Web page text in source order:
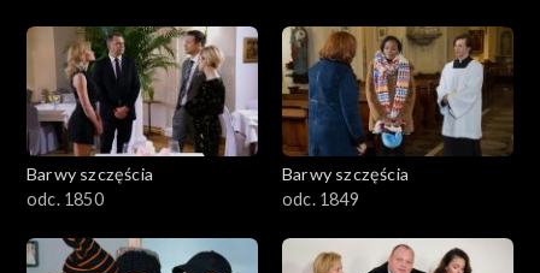
Barwy szczęścia
odc. 1850
Barwy szczęścia
odc. 1849